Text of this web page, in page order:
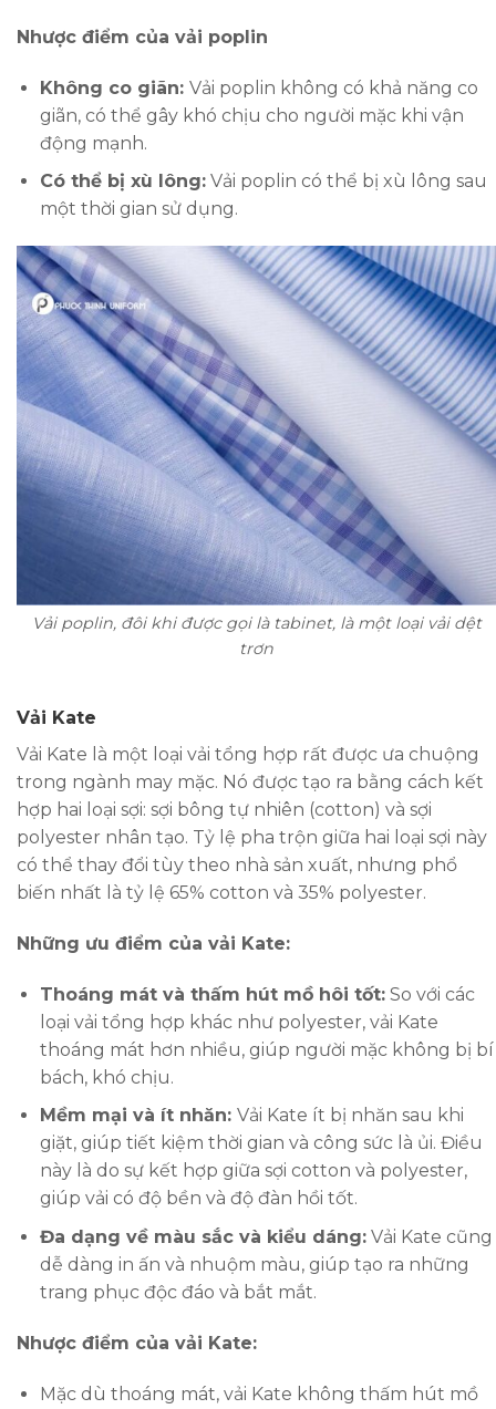
Nhược điểm của vải poplin
Không co giãn: Vải poplin không có khả năng co
giãn, có thể gây khó chịu cho người mặc khi vận
động mạnh.
Có thể bị xù lông:Vải poplin có thể bị xù lông sau
một thời gian sử dụng.
Vải poplin, đôi khi được gọi là tabinet, là một loại vải dệt
trơn
Vải Kate
Vải Kate là một loại vải tổng hợp rất được ưa chuộng
trong ngành may mặc. Nó được tạo ra bằng cách kết
hợp hai loại sợi: sợi bông tự nhiên (cotton) và sợi
polyester nhân tạo. Tỷ lệ pha trộn giữa hai loại sợi này
có thể thay đổi tùy theo nhà sản xuất, nhưng phổ
biến nhất là tỷ lệ 65% cotton và 35% polyester.
Những ưu điểm của vải Kate:
Thoáng mát và thấm hút mồ hôi tốt:So với các
loại vải tổng hợp khác như polyester, vải Kate
thoáng mát hơn nhiều, giúp người mặc không bị bí
bách, khó chịu.
Mềm mại và ít nhăn: Vải Kate ít bị nhăn sau khi
giặt, giúp tiết kiệm thời gian và công sức là ủi. Điều
này là do sự kết hợp giữa sợi cotton và polyester,
giúp vải có độ bền và độ đàn hồi tốt.
Đa dạng về màu sắc và kiểu dáng:Vải Kate cũng
dễ dàng in ấn và nhuộm màu, giúp tạo ra những
trang phục độc đáo và bắt mắt.
Nhược điểm của vải Kate:
Mặc dù thoáng mát, vải Kate không thấm hút mồ